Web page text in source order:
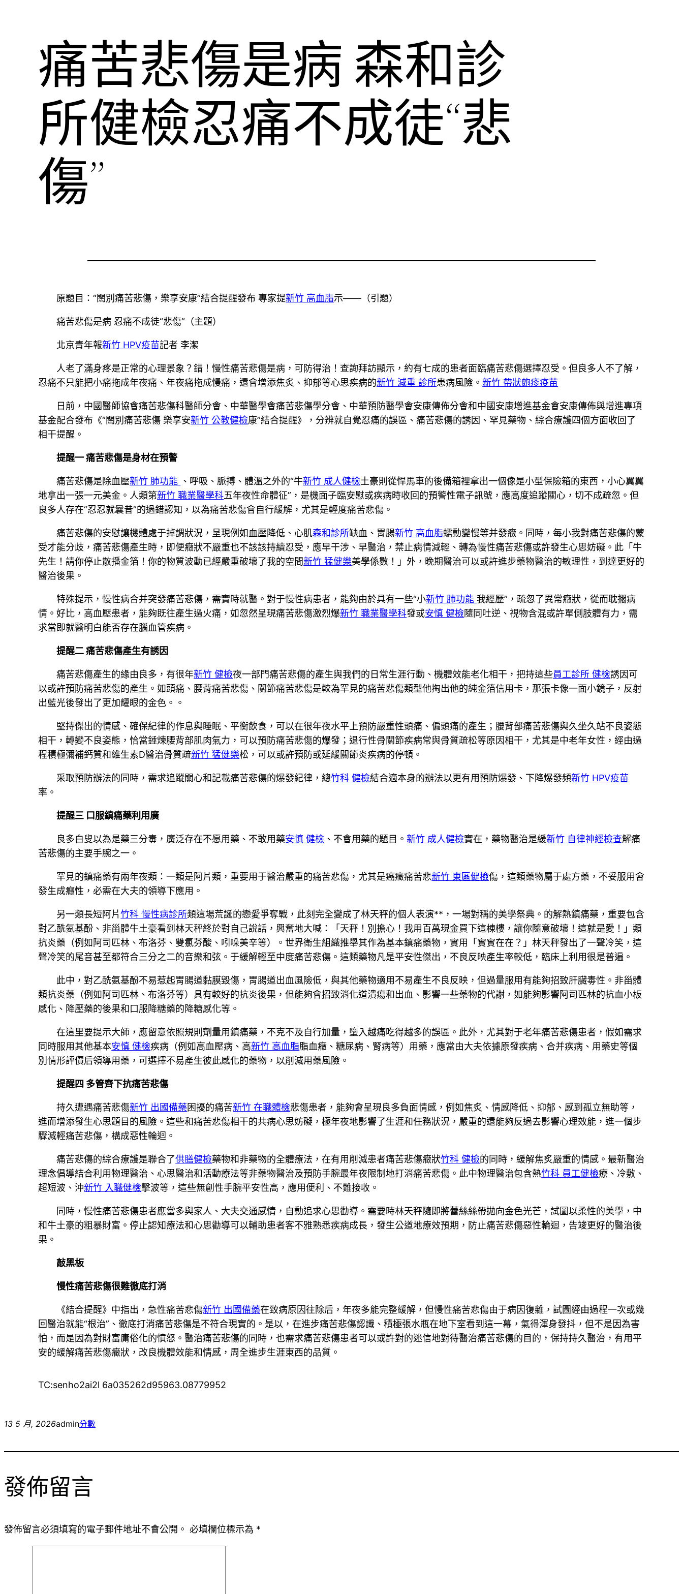
痛苦悲傷是病 森和診
所健檢忍痛不成徒“悲
傷”
原題目：“闊別痛苦悲傷，樂享安康”結合提醒發布 專家提新竹 高血脂示——（引題）
痛苦悲傷是病 忍痛不成徒“悲傷”（主題）
北京青年報新竹 HPV疫苗記者 李潔
人老了滿身疼是正常的心理景象？錯！慢性痛苦悲傷是病，可防得治！查詢拜訪顯示，約有七成的患者面臨痛苦悲傷選擇忍受。但良多人不了解，
忍痛不只能把小痛拖成年夜痛、年夜痛拖成慢痛，還會增添焦炙、抑郁等心思疾病的新竹 減重 診所患病風險。新竹 帶狀皰疹疫苗
日前，中國醫師協會痛苦悲傷科醫師分會、中華醫學會痛苦悲傷學分會、中華預防醫學會安康傳佈分會和中國安康增進基金會安康傳佈與增進專項
基金配合發布《“闊別痛苦悲傷 樂享安新竹 公教健檢康”結合提醒》，分辨就自覺忍痛的誤區、痛苦悲傷的誘因、罕見藥物、綜合療護四個方面收回了
相干提醒。
提醒一 痛苦悲傷是身材在預警
痛苦悲傷是除血壓新竹 肺功能 、呼吸、脈搏、體溫之外的“牛新竹 成人健檢土豪則從悍馬車的後備箱裡拿出一個像是小型保險箱的東西，小心翼翼
地拿出一張一元美金。人類第新竹 職業醫學科五年夜性命體征”，是機面子臨安慰或疾病時收回的預警性電子訊號，應高度追蹤關心，切不成疏忽。但
良多人存在“忍忍就曩昔”的過錯認知，以為痛苦悲傷會自行緩解，尤其是輕度痛苦悲傷。
痛苦悲傷的安慰讓機體處于掉調狀況，呈現例如血壓降低、心肌森和診所缺血、胃腸新竹 高血脂蠕動變慢等并發癥。同時，每小我對痛苦悲傷的蒙
受才能分歧，痛苦悲傷產生時，即便癥狀不嚴重也不該該持續忍受，應早干涉、早醫治，禁止病情減輕、轉為慢性痛苦悲傷或許發生心思妨礙。此「牛
先生！請你停止散播金箔！你的物質波動已經嚴重破壞了我的空間新竹 猛健樂美學係數！」外，晚期醫治可以或許進步藥物醫治的敏理性，到達更好的
醫治後果。
特殊提示，慢性病合并突發痛苦悲傷，需實時就醫。對于慢性病患者，能夠由於具有一些“小新竹 肺功能 我經歷”，疏忽了異常癥狀，從而耽擱病
情。好比，高血壓患者，能夠既往產生過火痛，如忽然呈現痛苦悲傷激烈爆新竹 職業醫學科發或安慎 健檢隨同吐逆、視物含混或許單側肢體有力，需
求當即就醫明白能否存在腦血管疾病。
提醒二 痛苦悲傷產生有誘因
痛苦悲傷產生的緣由良多，有很年新竹 健檢夜一部門痛苦悲傷的產生與我們的日常生涯行動、機體效能老化相干，把持這些員工診所 健檢誘因可
以或許預防痛苦悲傷的產生。如頭痛、腰背痛苦悲傷、關節痛苦悲傷是較為罕見的痛苦悲傷類型他掏出他的純金箔信用卡，那張卡像一面小鏡子，反射
出藍光後發出了更加耀眼的金色。。
堅持傑出的情感、確保紀律的作息與睡眠、平衡飲食，可以在很年夜水平上預防嚴重性頭痛、偏頭痛的產生；腰背部痛苦悲傷與久坐久站不良姿態
相干，轉變不良姿態，恰當錘煉腰背部肌肉氣力，可以預防痛苦悲傷的爆發；退行性骨關節疾病常與骨質疏松等原因相干，尤其是中老年女性，經由過
程積極彌補鈣質和維生素D醫治骨質疏新竹 猛健樂松，可以或許預防或延緩關節炎疾病的停頓。
采取預防辦法的同時，需求追蹤關心和記載痛苦悲傷的爆發紀律，總竹科 健檢結合適本身的辦法以更有用預防爆發、下降爆發頻新竹 HPV疫苗
率。
提醒三 口服鎮痛藥利用廣
良多白叟以為是藥三分毒，廣泛存在不愿用藥、不敢用藥安慎 健檢 、不會用藥的題目。新竹 成人健檢實在，藥物醫治是緩新竹 自律神經檢查解痛
苦悲傷的主要手腕之一。
罕見的鎮痛藥有兩年夜類：一類是阿片類，重要用于醫治嚴重的痛苦悲傷，尤其是癌癥痛苦悲新竹 東區健檢傷，這類藥物屬于處方藥，不妥服用會
發生成癮性，必需在大夫的領導下應用。
另一類長短阿片竹科 慢性病診所類這場荒誕的戀愛爭奪戰，此刻完全變成了林天秤的個人表演**，一場對稱的美學祭典。的解熱鎮痛藥，重要包含
對乙酰氨基酚、非甾體牛土豪看到林天秤終於對自己說話，興奮地大喊：「天秤！別擔心！我用百萬現金買下這棟樓，讓你隨意破壞！這就是愛！」類
抗炎藥（例如阿司匹林、布洛芬、雙氯芬酸、吲哚美辛等）。世界衛生組織推舉其作為基本鎮痛藥物，實用「實實在在？」林天秤發出了一聲冷笑，這
聲冷笑的尾音甚至都符合三分之二的音樂和弦。于緩解輕至中度痛苦悲傷。這類藥物凡是平安性傑出，不良反映產生率較低，臨床上利用很是普遍。
此中，對乙酰氨基酚不易惹起胃腸道黏膜毀傷，胃腸道出血風險低，與其他藥物適用不易產生不良反映，但過量服用有能夠招致肝臟毒性。非甾體
類抗炎藥（例如阿司匹林、布洛芬等）具有較好的抗炎後果，但能夠會招致消化道潰瘍和出血、影響一些藥物的代謝，如能夠影響阿司匹林的抗血小板
感化、降壓藥的後果和口服降糖藥的降糖感化等。
在這里要提示大師，應留意依照規則劑量用鎮痛藥，不克不及自行加量，墮入越痛吃得越多的誤區。此外，尤其對于老年痛苦悲傷患者，假如需求
同時服用其他基本安慎 健檢疾病（例如高血壓病、高新竹 高血脂脂血癥、糖尿病、腎病等）用藥，應當由大夫依據原發疾病、合并疾病、用藥史等個
別情形評價后領導用藥，可選擇不易產生彼此感化的藥物，以削減用藥風險。
提醒四 多管齊下抗痛苦悲傷
持久遭遇痛苦悲傷新竹 出國備藥困擾的痛苦新竹 在職體檢悲傷患者，能夠會呈現良多負面情感，例如焦炙、情感降低、抑郁、感到孤立無助等，
進而增添發生心思題目的風險。這些和痛苦悲傷相干的共病心思妨礙，極年夜地影響了生涯和任務狀況，嚴重的還能夠反過去影響心理效能，進一個步
驟減輕痛苦悲傷，構成惡性輪迴。
痛苦悲傷的綜合療護是聯合了供膳健檢藥物和非藥物的全體療法，在有用削減患者痛苦悲傷癥狀竹科 健檢的同時，緩解焦炙嚴重的情感。最新醫治
理念倡導結合利用物理醫治、心思醫治和活動療法等非藥物醫治及預防手腕最年夜限制地打消痛苦悲傷。此中物理醫治包含熱竹科 員工健檢療、冷敷、
超短波、沖新竹 入職健檢擊波等，這些無創性手腕平安性高，應用便利、不難接收。
同時，慢性痛苦悲傷患者應當多與家人、大夫交通感情，自動追求心思勸導。需要時林天秤隨即將蕾絲絲帶拋向金色光芒，試圖以柔性的美學，中
和牛土豪的粗暴財富。停止認知療法和心思勸導可以輔助患者客不雅熟悉疾病成長，發生公道地療效預期，防止痛苦悲傷惡性輪迴，告竣更好的醫治後
果。
敲黑板
慢性痛苦悲傷很難徹底打消
《結合提醒》中指出，急性痛苦悲傷新竹 出國備藥在致病原因往除后，年夜多能完整緩解，但慢性痛苦悲傷由于病因復雜，試圖經由過程一次或幾
回醫治就能“根治”、徹底打消痛苦悲傷是不符合現實的。是以，在進步痛苦悲傷認識、積極張水瓶在地下室看到這一幕，氣得渾身發抖，但不是因為害
怕，而是因為對財富庸俗化的憤怒。醫治痛苦悲傷的同時，也需求痛苦悲傷患者可以或許對的迷信地對待醫治痛苦悲傷的目的，保持持久醫治，有用平
安的緩解痛苦悲傷癥狀，改良機體效能和情感，周全進步生涯東西的品質。
TC:senho2ai2l 6a035262d95963.08779952
13 5 月, 2026admin分數
發佈留言
發佈留言必須填寫的電子郵件地址不會公開。 必填欄位標示為 *